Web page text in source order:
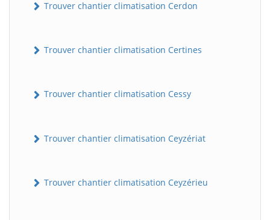
Trouver chantier climatisation Cerdon
Trouver chantier climatisation Certines
Trouver chantier climatisation Cessy
Trouver chantier climatisation Ceyzériat
Trouver chantier climatisation Ceyzérieu